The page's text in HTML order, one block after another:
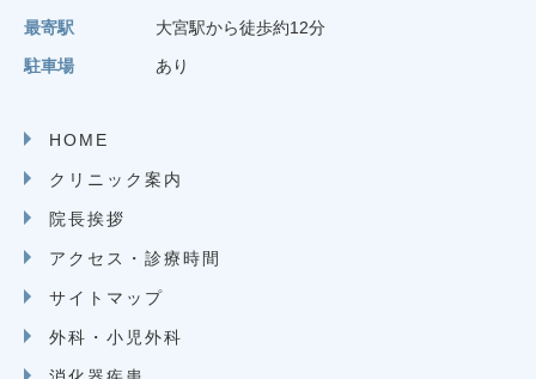
最寄駅
大宮駅から徒歩約12分
駐車場
あり
HOME
クリニック案内
院長挨拶
アクセス・診療時間
サイトマップ
外科・小児外科